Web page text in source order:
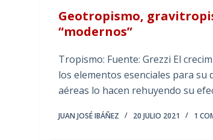
Geotropismo,
“modernos”
Tropismo: Fuente: Grezzi El
los elementos esenciales para
aéreas lo hacen rehuyendo su
JUAN JOSÉ IBÁÑEZ 20 JULIO 2021 1